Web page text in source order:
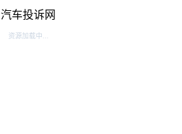
汽车投诉网
资源加载中...